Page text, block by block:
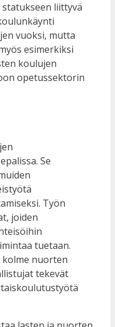
liittyvä
vuoksi, mutta
esimerkiksi
koulujen
opetussektorin
Se
Työn
joiden
tuetaan.
kolme nuorten
tekevät